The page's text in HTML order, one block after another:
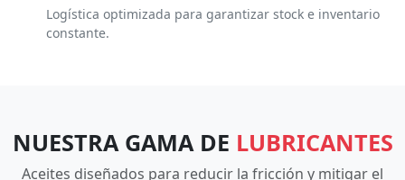
Logística optimizada para garantizar stock e inventario
constante.
NUESTRA GAMA DE LUBRICANTES
Aceites diseñados para reducir la fricción y mitigar el